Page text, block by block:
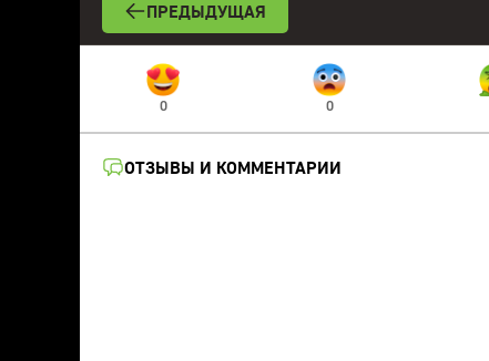
ПРЕДЫДУЩАЯ
0 0
ОТЗЫВЫ И КОММЕНТАРИИ